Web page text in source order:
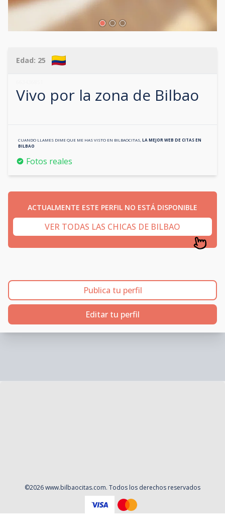
Edad: 25
Vivo por la zona de Bilbao
CUANDO LLAMES DIME QUE ME HAS VISTO EN BILBAOCITAS,LA MEJOR WEB DE CITAS EN
BILBAO
Fotos reales
ACTUALMENTE ESTE PERFIL NO ESTÁ DISPONIBLE
VER TODAS LAS CHICAS DE BILBAO
Publica tu perfil
Editar tu perfil
©2026www.bilbaocitas.com. Todos los derechos reservados